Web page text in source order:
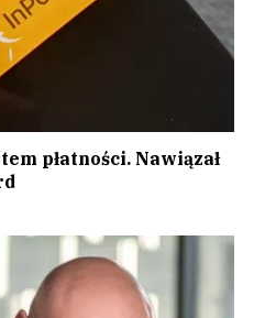
płatności. Nawiązał